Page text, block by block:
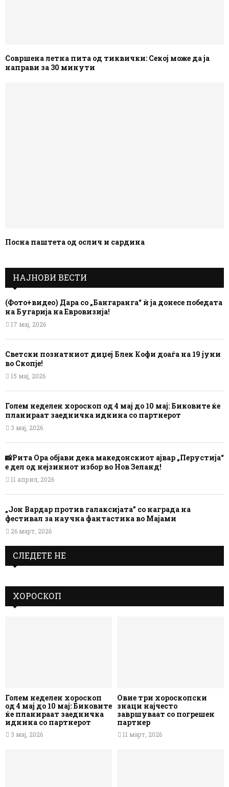
Совршена летна пита од тиквички: Секој може да ја
направи за 30 минути
Посна паштета од ослич и сардина
НАЈНОВИ ВЕСТИ
(Фото+видео) Дара со „Бангаранга“ ѝ ја донесе победата
на Бугарија на Евровизија!
17 мај, 2026
Светски познатниот диџеј Блек Кофи доаѓа на 19 јуни
во Скопје!
15 мај, 2026
Голем неделен хороскоп од 4 мај до 10 мај: Биковите ќе
планираат заедничка иднина со партнерот
3 мај, 2026
📸Рита Ора објави дека македонскиот ајвар „Перустија“
е дел од нејзиниот избор во Нов Зеланд!
11 април, 2026
„Јон Вардар против галаксијата” со награда на
фестивал за научна фантастика во Мајами
26 март, 2026
СЛЕДЕТЕ НЕ
ХОРОСКОП
Голем неделен хороскоп
од 4 мај до 10 мај: Биковите
ќе планираат заедничка
иднина со партнерот
3 мај, 2026
Овие три хороскопски
знаци најчесто
завршуваат со погрешен
партнер
11 март, 2026